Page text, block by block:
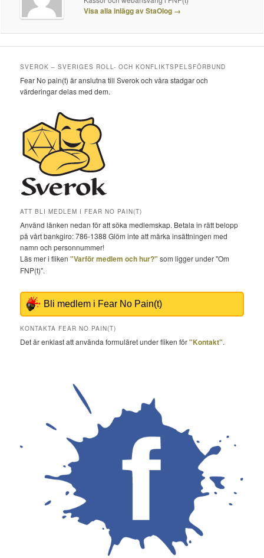
Visa alla inlägg av StaOlog →
SVEROK – SVERIGES ROLL- OCH KONFLIKTSPELSFÖRBUND
Fear No pain(t) är anslutna till Sverok och våra stadgar och
värderingar delas med dem.
ATT BLI MEDLEM I FEAR NO PAIN(T)
Använd länken nedan för att söka medlemskap. Betala in rätt belopp
på vårt bankgiro: 786-1388 Glöm inte att märka insättningen med
namn och personnummer!
Läs mer i fliken"Varför medlem och hur?" som ligger under "Om
FNP(t)".
Bli medlem i Fear No Pain(t)
KONTAKTA FEAR NO PAIN(T)
Det är enklast att använda formuläret under fliken för"Kontakt".